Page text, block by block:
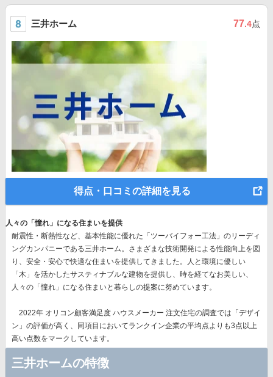
三井ホーム 77.4点
得点・口コミの詳細を見る
人々の「憧れ」になる住まいを提供
耐震性・断熱性など、基本性能に優れた 「ツーバイフォー工法」のリーディ
ングカンパニーである三井ホーム。さまざまな技術開発による性能向上を図
り、安全・安心で快適な住まいを提供してきました。人と環境に優しい
「木」を活かしたサスティナブルな建物を提供し、時を経てなお美しい、
人々の「憧れ」になる住まいと暮らしの提案に努めています。
2022年 オリコン顧客満足度 ハウスメーカー 注文住宅の調査では 「デザイ
ン」 の評価が高く、同項目においてランクイン企業の平均点よりも3点以上
高い点数をマークしています。
三井ホームの特徴